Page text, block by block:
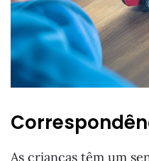
As crianças têm um